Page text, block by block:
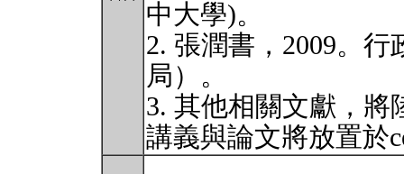
中大學)。
2. 張潤書，2009。
局）。
3. 其他相關文獻，將
講義與論文將放置於